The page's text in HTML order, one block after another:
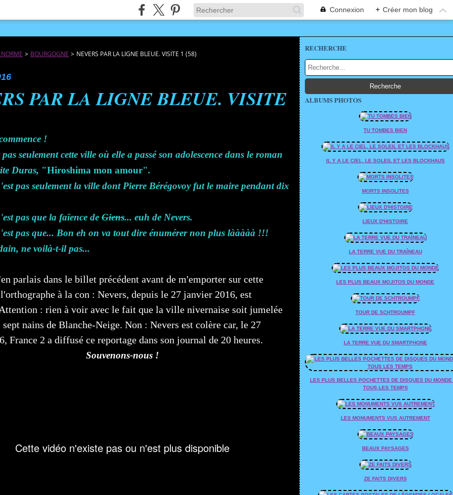
Connexion + Créer mon blog
> BOURGOGNE > NEVERS PAR LA LIGNE BLEUE. VISITE 1 (58)
PAR LA LIGNE BLEUE. VISITE
!
pas seulement cette ville où elle a passé son adolescence dans le roman
Duras, "Hiroshima mon amour".
pas seulement la ville dont Pierre Bérégovoy fut le maire pendant dix
pas que la faïence de Giens... euh de Nevers.
pas que... Bon eh on va tout dire énumérer non plus lààààà !!!
ne voilà-t-il pas...
parlais dans le billet précédent avant de m'emporter sur cette
à la con : Nevers, depuis le 27 janvier 2016, est
: rien à voir avec le fait que la ville nivernaise soit jumelée
sept nains de Blanche-Neige. Non : Nevers est colère car, le 27
France 2 a diffusé ce reportage dans son journal de 20 heures.
Souvenons-nous !
RECHERCHE
ALBUMS PHOTOS
TU TOMBES BIEN
IL Y A LE CIEL, LE SOLEIL ET LES BLOCKHAUS
MORTS INSOLITES
LIEUX D'HISTOIRE
LA TERRE VUE DU TRAÎNEAU
LES PLUS BEAUX MOJITOS DU MONDE
TOUR DE SCHTROUMPF
LA TERRE VUE DU SMARTPHONE
LES PLUS BELLES POCHETTES DE DISQUES DU MONDE
TOUS LES TEMPS
LES MONUMENTS VUS AUTREMENT
BEAUX PAYSAGES
ZE FAITS DIVERS